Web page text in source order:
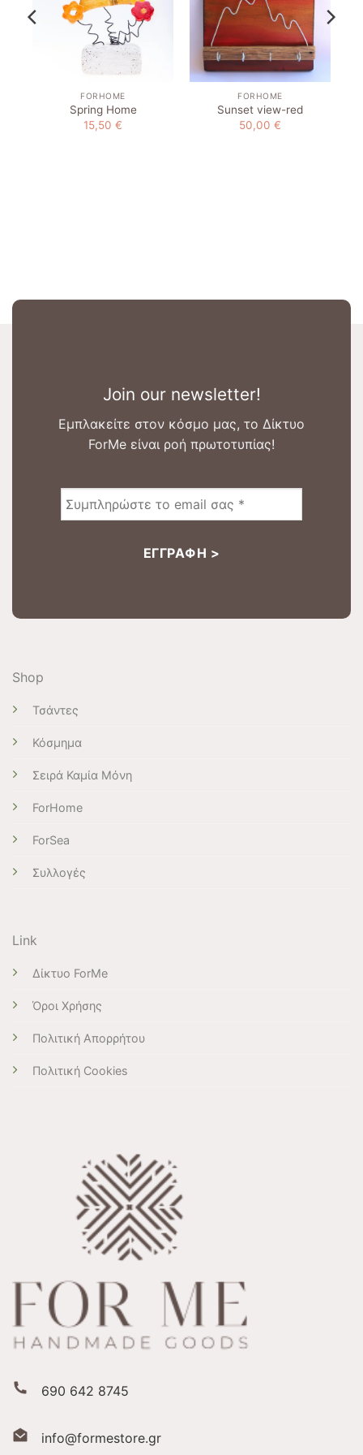
FORHOME
Spring Home
15,50 €
FORHOME
Sunset view-red
50,00 €
Join our newsletter!
Εμπλακείτε στον κόσμο μας, το Δίκτυο
ForMe είναι ροή πρωτοτυπίας!
Shop
Τσάντες
Κόσμημα
Σειρά Καμία Μόνη
ForHome
ForSea
Συλλογές
Link
Δίκτυο ForMe
Όροι Χρήσης
Πολιτική Απορρήτου
Πολιτική Cookies
690 642 8745
info@formestore.gr